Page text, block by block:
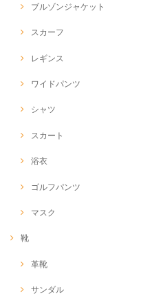
ブルゾンジャケット
スカーフ
レギンス
ワイドパンツ
シャツ
スカート
浴衣
ゴルフパンツ
マスク
靴
革靴
サンダル